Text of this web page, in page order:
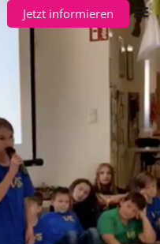
Jetzt informieren